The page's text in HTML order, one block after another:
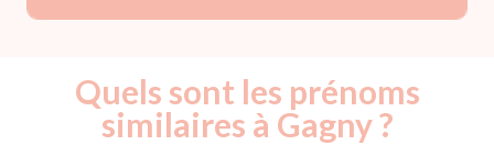
Quels sont les prénoms
similaires à Gagny ?